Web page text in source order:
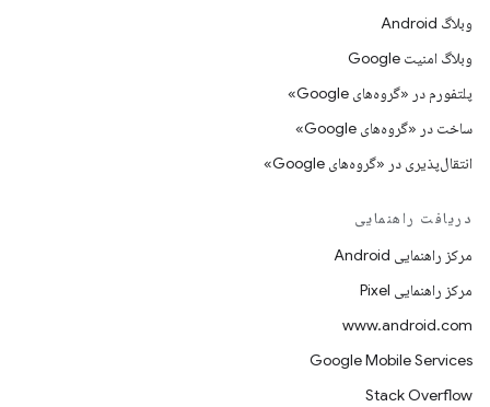
وبلاگ Android
وبلاگ امنیت Google
پلتفورم در «گروه‌های Google»
ساخت در «گروه‌های Google»
انتقال‌پذیری در «گروه‌های Google»
دریافت راهنمایی
مرکز راهنمایی Android
مرکز راهنمایی Pixel
www.android.com
Google Mobile Services
Stack Overflow